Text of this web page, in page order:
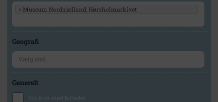
× Museum Nordsjælland, Hørsholmarkivet
Geografi
Generelt
Vis kun med billeder